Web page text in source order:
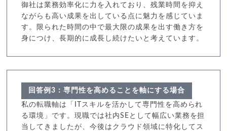
御社は業務効率化に力を入れており、残業時間を抑え
ながらも高い成果を出している点に魅力を感じていま
す。限られた時間の中で最大限の成果を出す働き方を
身につけ、長期的に成長し続けたいと考えています。
回答例3：専門性を高めることを軸にする場合
私の転職軸は「ITスキルを活かして専門性を高められ
る環境」です。現職では社内SEとして幅広い業務を担
当してきましたが、今後はクラウド領域に特化してス